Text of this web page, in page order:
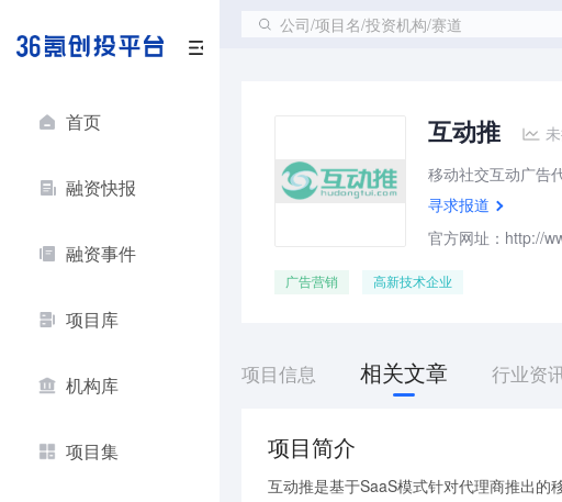
首页
融资快报
融资事件
项目库
机构库
项目集
公司/项目名/投资机构/赛道
互动推
移动社交互动广告
寻求报道
官方网址：http://
广告营销 高新技术企业
项目信息 相关文章 行业资
项目简介
互动推是基于SaaS模式针对代理商推出的